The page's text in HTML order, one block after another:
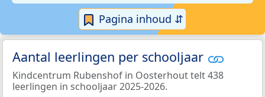
Pagina inhoud ⇵
Aantal leerlingen per schooljaar
Kindcentrum Rubenshof in Oosterhout telt 438
leerlingen in schooljaar 2025-2026.